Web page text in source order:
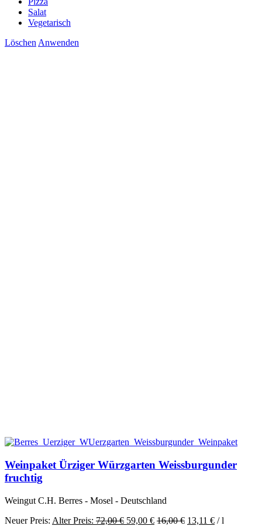
Salat
Vegetarisch
Löschen Anwenden
Weinpaket Ürziger Würzgarten Weissburgunder
fruchtig
Weingut C.H. Berres - Mosel - Deutschland
Neuer Preis: Alter Preis: 72,00€ Ursprünglicher
59,00 €Aktueller
16,00€ 13,11 € /l